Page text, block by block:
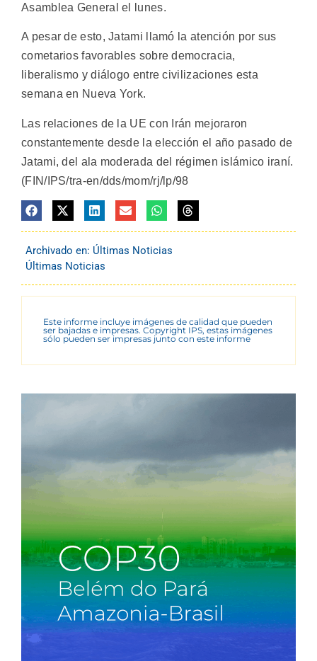
Asamblea General el lunes.
A pesar de esto, Jatami llamó la atención por sus
cometarios favorables sobre democracia,
liberalismo y diálogo entre civilizaciones esta
semana en Nueva York.
Las relaciones de la UE con Irán mejoraron
constantemente desde la elección el año pasado de
Jatami, del ala moderada del régimen islámico iraní.
(FIN/IPS/tra-en/dds/mom/rj/lp/98
Archivado en: Últimas Noticias
Últimas Noticias
Este informe incluye imágenes de calidad que pueden
ser bajadas e impresas. Copyright IPS, estas imágenes
sólo pueden ser impresas junto con este informe